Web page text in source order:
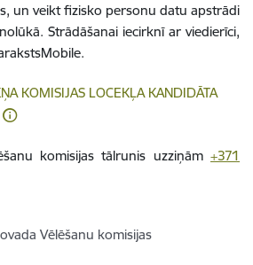
un veikt fizisko personu datu apstrādi
Strādāšanai iecirknī ar viedierīci,
KOMISIJAS LOCEKĻA KANDIDĀTA
komisijas tālrunis uzziņām +371
Vēlēšanu komisijas